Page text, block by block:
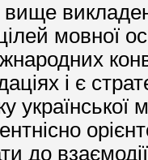
мовної
і є
до взаємодії